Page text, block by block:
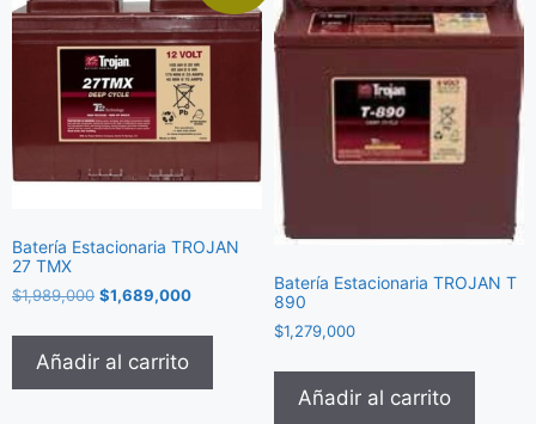
Batería Estacionaria TROJAN
27 TMX
$1,989,000 $1,689,000
Añadir al carrito
Batería Estacionaria TROJAN T
890
$1,279,000
Añadir al carrito